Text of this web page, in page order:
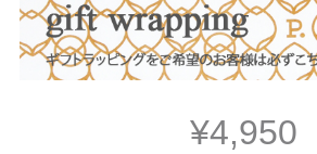
¥4,950